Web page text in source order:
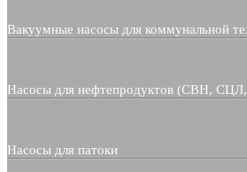
Вакуумные насосы для коммунальной
Насосы для нефтепродуктов (СВН,
Насосы для патоки